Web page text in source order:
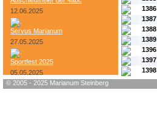
12.06.2025
Servus Marianum
27.05.2025
Sportfest 2025
05.05.2025
1386
1387
1388
1389
1396
1397
1398
© 2005 - 2025 Marianum Steinberg